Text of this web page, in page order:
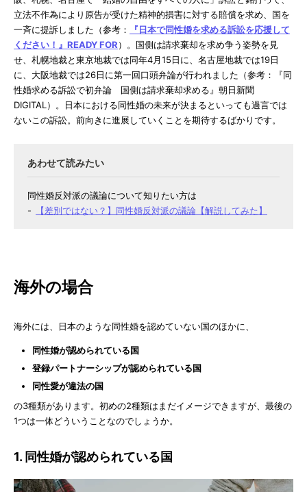
立法不作為により原告が受けた精神的損害に対する賠償を求め、国を
一斉に提訴しました（参考：
『日本で同性婚を求める訴訟を応援して
ください！』READY FOR）。国側は請求棄却を求め争う姿勢を見
せ、札幌地裁と東京地裁では同年4月15日に、名古屋地裁では19日
に、大阪地裁では26日に第一回口頭弁論が行われました（参考：『同
性婚求める訴訟で初弁論 国側は請求棄却求める』朝日新聞
DIGITAL）。日本における同性婚の未来が決まるといっても過言では
ないこの訴訟。前向きに進展していくことを期待するばかりです。
同性婚反対派の議論について知りたい方は
【差別ではない？】同性婚反対派の議論【解説してみた】
海外の場合
海外には、日本のような同性婚を認めていない国のほかに、
同性婚が認められている国
登録パートナーシップが認められている国
同性愛が違法の国
の3種類があります。初めの2種類はまだイメージできますが、最後の
1つは一体どういうことなのでしょうか。
1. 同性婚が認められている国